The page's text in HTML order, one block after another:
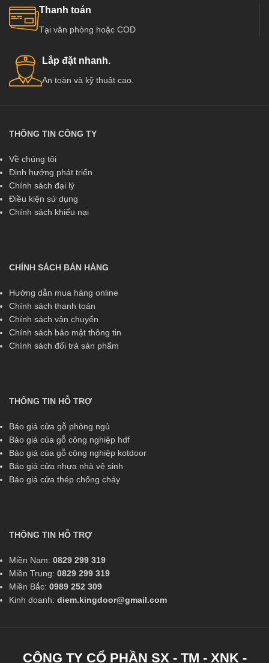
Thanh toán
Tại văn phòng hoặc COD
Lắp đặt nhanh.
An toàn và kỹ thuật cao.
THÔNG TIN CÔNG TY
Về chúng tôi
Định hướng phát triển
Chính sách đại lý
Điều kiện sử dụng
Chính sách khiếu nại
CHÍNH SÁCH BÁN HÀNG
Hướng dẫn mua hàng online
Chính sách thanh toán
Chính sách vận chuyển
Chính sách bảo mật thông tin
Chính sách đổi trả sản phẩm
THÔNG TIN HỖ TRỢ
Báo giá cửa gỗ phòng ngủ
Báo giá của gỗ công nghiệp hdf
Báo giá của gỗ công nghiệp kotdoor
Báo giá cửa nhựa nhà vệ sinh
Báo giá cửa thép chống cháy
THÔNG TIN HỖ TRỢ
Miền Nam: 0829 299 319
Miền Trung: 0829 299 319
Miền Bắc: 0989 252 309
Kinh doanh: diem.kingdoor@gmail.com
CÔNG TY CỔ PHẦN SX - TM - XNK -